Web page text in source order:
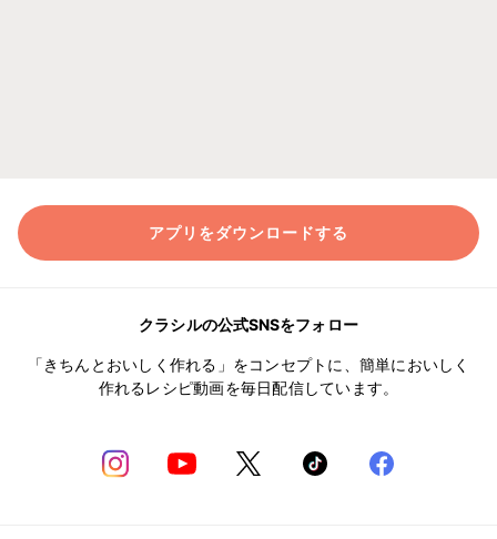
アプリをダウンロードする
クラシルの公式SNSをフォロー
「きちんとおいしく作れる」をコンセプトに、簡単においしく
作れるレシピ動画を毎日配信しています。